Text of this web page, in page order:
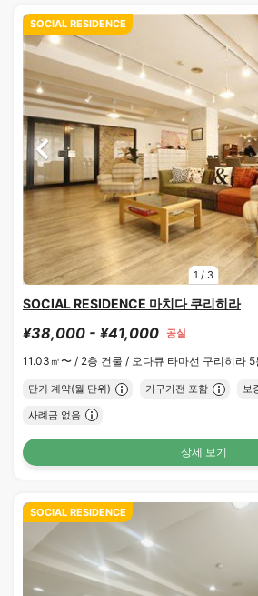
1 / 3
SOCIAL RESIDENCE
SOCIAL RESIDENCE 마치다 쿠리히라
¥38,000 - ¥41,000 공실
11.03㎡〜 / 2층 건물 / 오다큐 타마선 구리히라 5
단기 계약(월 단위) 가구가전 포함 보
사례금 없음
상세 보기
SOCIAL RESIDENCE